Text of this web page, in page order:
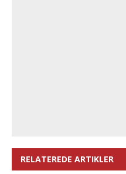
RELATEREDE ARTIKLER